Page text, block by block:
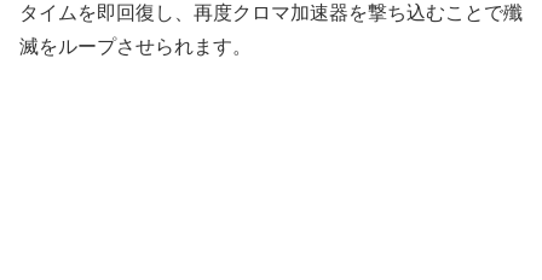
タイムを即回復し、再度クロマ加速器を撃ち込むことで殲
滅をループさせられます。